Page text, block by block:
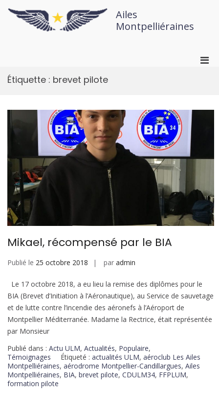
Ailes
Montpelliéraines
Étiquette : brevet pilote
Mikael, récompensé par le BIA
Publié le 25 octobre 2018 par admin
Le 17 octobre 2018, a eu lieu la remise des diplômes pour le
BIA (Brevet d’Initiation à l’Aéronautique), au Service de sauvetage
et de lutte contre l’incendie des aéronefs à l’Aéroport de
Montpellier Méditerranée. Madame la Rectrice, était représentée
par Monsieur
Publié dans : Actu ULM, Actualités, Populaire,
Témoignages
Étiqueté : actualités ULM, aéroclub Les Ailes
Montpelliéraines, aérodrome Montpellier-Candillargues, Ailes
Montpelliéraines, BIA, brevet pilote, CDULM34, FFPLUM,
formation pilote